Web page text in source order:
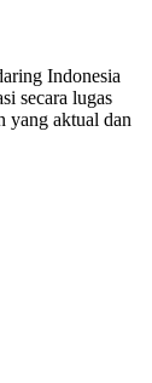
Indonesia
secara lugas
yang aktual dan